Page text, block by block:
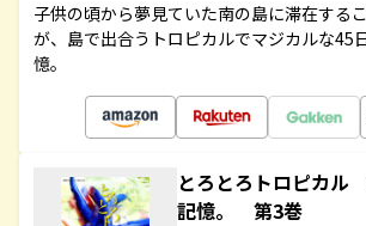
子供の頃から夢見ていた南の島に滞在する
が、島で出合うトロピカルでマジカルな45
憶。
とろとろトロピカル
記憶。 第3巻